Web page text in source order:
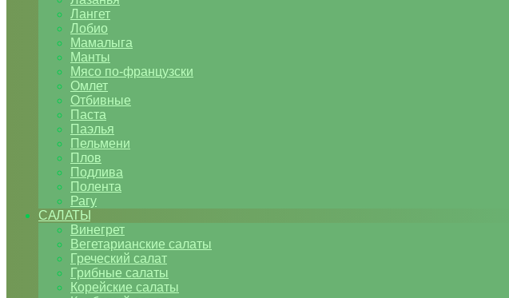
Лангет
Лобио
Мамалыга
Манты
Мясо по-французски
Омлет
Отбивные
Паста
Паэлья
Пельмени
Плов
Подлива
Полента
Рагу
САЛАТЫ
Винегрет
Вегетарианские салаты
Греческий салат
Грибные салаты
Корейские салаты